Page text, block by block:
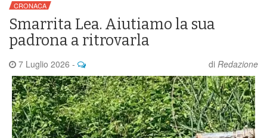
CRONACA
Smarrita Lea. Aiutiamo la sua
padrona a ritrovarla
7 Luglio 2026 - di Redazione